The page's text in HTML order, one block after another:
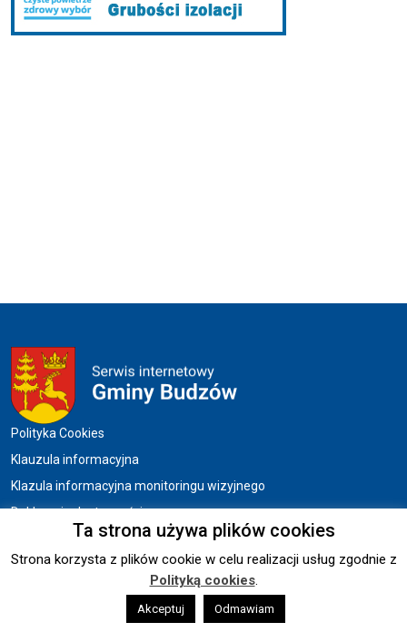
Menu w stopce
Polityka Cookies
Klauzula informacyjna
Klazula informacyjna monitoringu wizyjnego
Deklaracja dostępności
Copyright © 2026 UG BUDZÓW.
Wykonanie: sm32 STUDIO
Ta strona używa plików cookies
Strona korzysta z plików cookie w celu realizacji usług zgodnie z
Polityką cookies.
Akceptuj Odmawiam